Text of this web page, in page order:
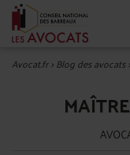
Avocat.fr>Blog des avocats>